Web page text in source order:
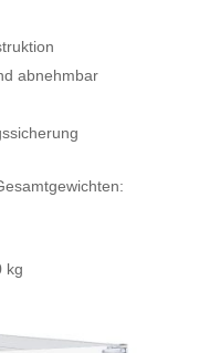
abnehmbar
kg